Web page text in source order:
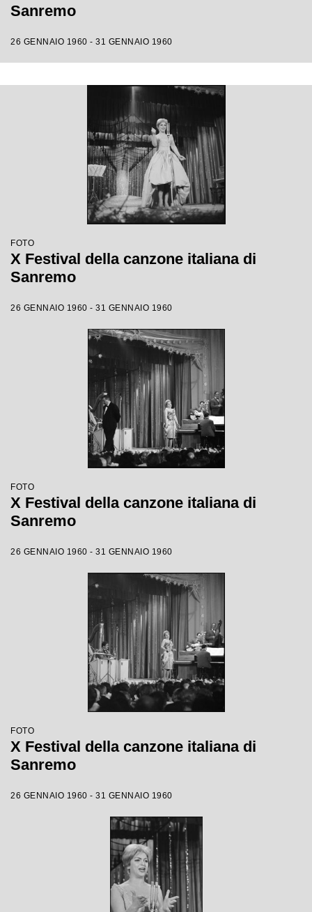
Sanremo
26 GENNAIO 1960 - 31 GENNAIO 1960
FOTO
X Festival della canzone italiana di
Sanremo
26 GENNAIO 1960 - 31 GENNAIO 1960
FOTO
X Festival della canzone italiana di
Sanremo
26 GENNAIO 1960 - 31 GENNAIO 1960
FOTO
X Festival della canzone italiana di
Sanremo
26 GENNAIO 1960 - 31 GENNAIO 1960